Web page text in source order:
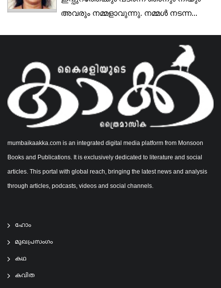
അവരും നമ്മളാവുന്നു. നമ്മൾ നടന്ന...
mumbaikaakka.com is an integrated digital media platform from Monsoon
Books and Publications. It is exclusively dedicated to literature and social
articles. This portal with global reach, bringing the latest news and analysis
through articles, podcasts, videos and social channels.
ഹോം
മുഖപ്രസംഗം
കഥ
കവിത